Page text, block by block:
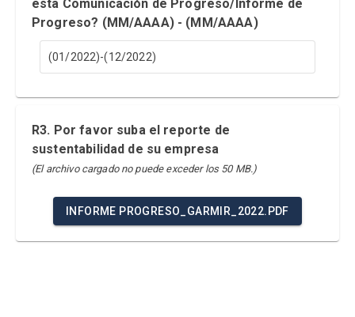
esta Comunicación de Progreso/Informe de
Progreso? (MM/AAAA) - (MM/AAAA)
(01/2022)-(12/2022)
R3. Por favor suba el reporte de
sustentabilidad de su empresa
(El archivo cargado no puede exceder los 50 MB.)
INFORME PROGRESO_GARMIR_2022.PDF